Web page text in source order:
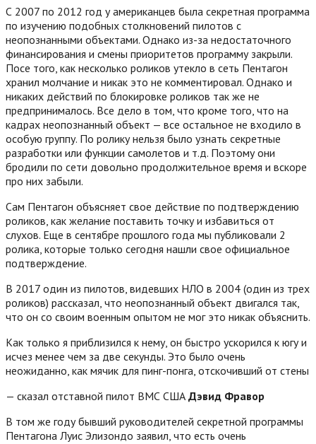
С 2007 по 2012 год у американцев была секретная программа
по изучению подобных столкновений пилотов с
неопознанными объектами. Однако из-за недостаточного
финансирования и смены приоритетов программу закрыли.
Посе того, как несколько роликов утекло в сеть Пентагон
хранил молчание и никак это не комментировал. Однако и
никаких действий по блокировке роликов так же не
предпринималось. Все дело в том, что кроме того, что на
кадрах неопознанный объект — все остальное не входило в
особую группу. По ролику нельзя было узнать секретные
разработки или функции самолетов и т.д. Поэтому они
бродили по сети довольно продолжительное время и вскоре
про них забыли.
Сам Пентагон объясняет свое действие по подтверждению
роликов, как желание поставить точку и избавиться от
слухов. Еще в сентябре прошлого года мы публиковали 2
ролика, которые только сегодня нашли свое официальное
подтверждение.
В 2017 один из пилотов, видевших НЛО в 2004 (один из трех
роликов) рассказал, что неопознанный объект двигался так,
что он со своим военным опытом не мог это никак объяснить.
Как только я приблизился к нему, он быстро ускорился к югу и
исчез менее чем за две секунды. Это было очень
неожиданно, как мячик для пинг-понга, отскочивший от стены
— сказал отставной пилот ВМС США Дэвид Фравор
В том же году бывший руководителей секретной программы
Пентагона Луис Элизондо заявил, что есть очень